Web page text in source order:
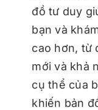
đồ tư duy
bạn và
cao hơn, từ
mới và khả
cụ thể của
khiến bản